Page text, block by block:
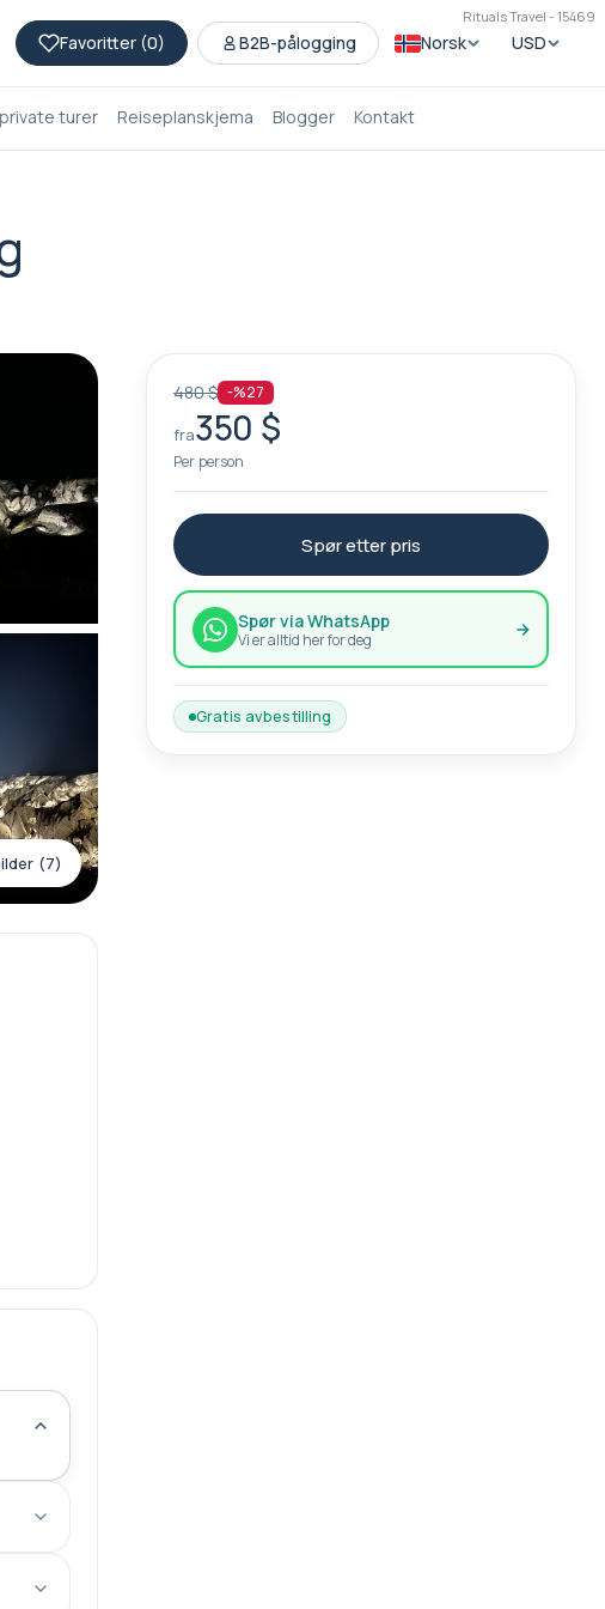
Rituals Travel - 15469
Favoritter (0) B2B-pålogging Norsk USD
turer Reiseplanskjema Blogger Kontakt
(7)
480 $ -%27
fra350 $
Per person
Spør etter pris
Spør via WhatsApp
Vi er alltid her for deg
Gratis avbestilling